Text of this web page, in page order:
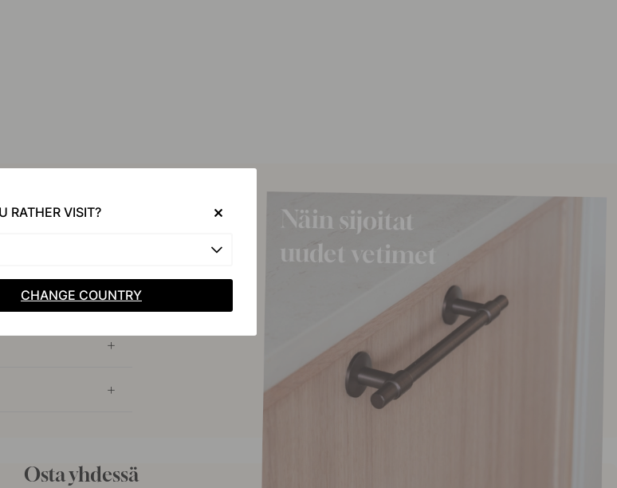
Osta yhdessä
RATHER VISIT?
CHANGE COUNTRY